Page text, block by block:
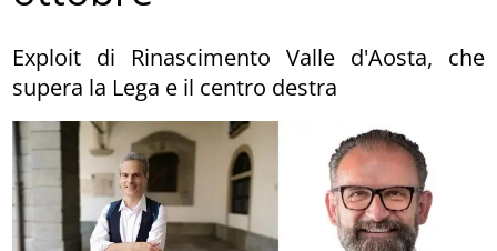
Exploit di Rinascimento Valle d'Aosta, che
supera la Lega e il centro destra